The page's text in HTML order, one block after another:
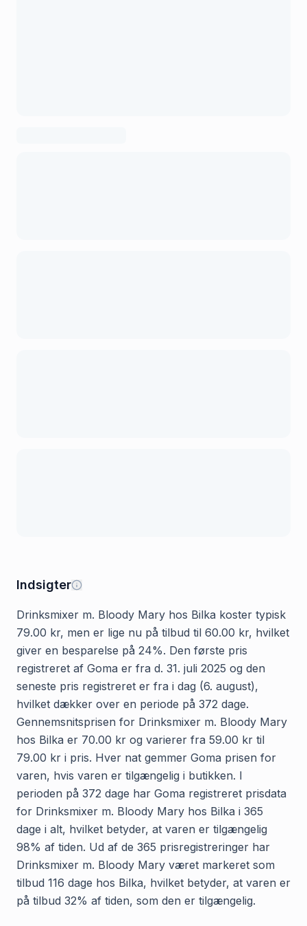
Indsigter
Drinksmixer m. Bloody Mary hos Bilka koster typisk
79.00 kr, men er lige nu på tilbud til 60.00 kr, hvilket
giver en besparelse på 24%. Den første pris
registreret af Goma er fra d. 31. juli 2025 og den
seneste pris registreret er fra i dag (6. august),
hvilket dækker over en periode på 372 dage.
Gennemsnitsprisen for Drinksmixer m. Bloody Mary
hos Bilka er 70.00 kr og varierer fra 59.00 kr til
79.00 kr i pris. Hver nat gemmer Goma prisen for
varen, hvis varen er tilgængelig i butikken. I
perioden på 372 dage har Goma registreret prisdata
for Drinksmixer m. Bloody Mary hos Bilka i 365
dage i alt, hvilket betyder, at varen er tilgængelig
98% af tiden. Ud af de 365 prisregistreringer har
Drinksmixer m. Bloody Mary været markeret som
tilbud 116 dage hos Bilka, hvilket betyder, at varen er
på tilbud 32% af tiden, som den er tilgængelig.